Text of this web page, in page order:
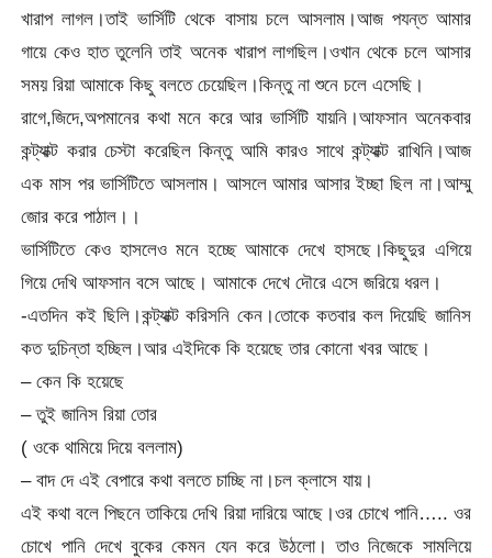
খারাপ লাগল।তাই ভার্সিটি থেকে বাসায় চলে আসলাম।আজ পযন্ত আমার
গায়ে কেও হাত তুলেনি তাই অনেক খারাপ লাগছিল।ওখান থেকে চলে আসার
সময় রিয়া আমাকে কিছু বলতে চেয়েছিল।কিন্তু না শুনে চলে এসেছি।
রাগে,জিদে,অপমানের কথা মনে করে আর ভার্সিটি যায়নি।আফসান অনেকবার
কন্ট্যাক্ট করার চেস্টা করেছিল কিন্তু আমি কারও সাথে কন্ট্যাক্ট রাখিনি।আজ
এক মাস পর ভার্সিটিতে আসলাম। আসলে আমার আসার ইচ্ছা ছিল না।আম্মু
জোর করে পাঠাল।।
ভার্সিটিতে কেও হাসলেও মনে হচ্ছে আমাকে দেখে হাসছে।কিছুদুর এগিয়ে
গিয়ে দেখি আফসান বসে আছে। আমাকে দেখে দৌরে এসে জরিয়ে ধরল।
-এতদিন কই ছিলি।কন্ট্যাক্ট করিসনি কেন।তোকে কতবার কল দিয়েছি জানিস
কত দুচিন্তা হচ্ছিল।আর এইদিকে কি হয়েছে তার কোনো খবর আছে।
– কেন কি হয়েছে
– তুই জানিস রিয়া তোর
( ওকে থামিয়ে দিয়ে বললাম)
– বাদ দে এই বেপারে কথা বলতে চাচ্ছি না।চল ক্লাসে যায়।
এই কথা বলে পিছনে তাকিয়ে দেখি রিয়া দারিয়ে আছে।ওর চোখে পানি….. ওর
চোখে পানি দেখে বুকের কেমন যেন করে উঠলো। তাও নিজেকে সামলিয়ে